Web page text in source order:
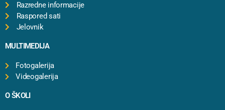
Razredne informacije
Raspored sati
Jelovnik
MULTIMEDIJA
Fotogalerija
Videogalerija
O ŠKOLI